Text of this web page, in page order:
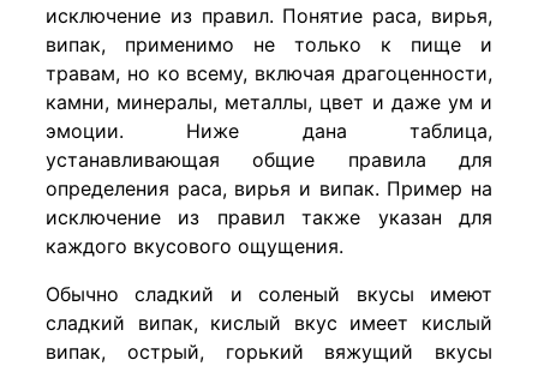
исключение из правил. Понятие раса, вирья,
випак, применимо не только к пище и
травам, но ко всему, включая драгоценности,
камни, минералы, металлы, цвет и даже ум и
эмоции. Ниже дана таблица,
устанавливающая общие правила для
определения раса, вирья и випак. Пример на
исключение из правил также указан для
каждого вкусового ощущения.
Обычно сладкий и соленый вкусы имеют
сладкий випак, кислый вкус имеет кислый
випак, острый, горький вяжущий вкусы